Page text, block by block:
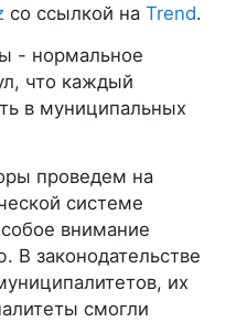
со ссылкой на Trend.
- нормальное
что каждый
в муниципальных
проведем на
системе
внимание
В законодательстве
их
смогли